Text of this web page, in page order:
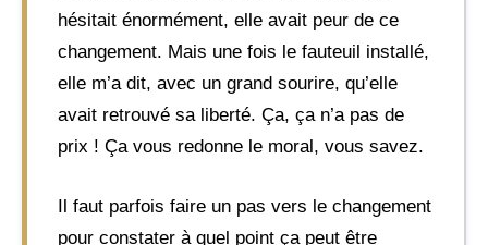
hésitait énormément, elle avait peur de ce
changement. Mais une fois le fauteuil installé,
elle m’a dit, avec un grand sourire, qu’elle
avait retrouvé sa liberté. Ça, ça n’a pas de
prix ! Ça vous redonne le moral, vous savez.
Il faut parfois faire un pas vers le changement
pour constater à quel point ça peut être